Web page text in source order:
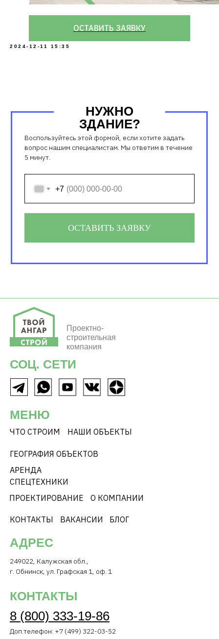
ОСТАВИТЬ ЗАЯВКУ
2024-12-11 15:35
+7
ОСТАВИТЬ ЗАЯВКУ
НУЖНО
ЗДАНИЕ?
Воспользуйтесь этой формой, если хотите задать
вопрос нашим специалистам. Мы ответим в течение
5 минут.
СОЦ. СЕТИ
249022, Калужская обл.,
г. Обнинск, ул. Графская 1, оф. 1
АДРЕС
Доп.телефон: +7 (499) 322-03-52
8 (800) 333-19-86
КОНТАКТЫ
Проектно-
строительная
компания
БЛОГ
ВАКАНСИИ
КОНТАКТЫ
О КОМПАНИИ
ПРОЕКТИРОВАНИЕ
АРЕНДА
СПЕЦТЕХНИКИ
ГЕОГРАФИЯ ОБЪЕКТОВ
НАШИ ОБЪЕКТЫ
ЧТО СТРОИМ
МЕНЮ